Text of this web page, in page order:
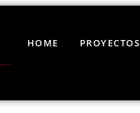
HOME PROYECTOS